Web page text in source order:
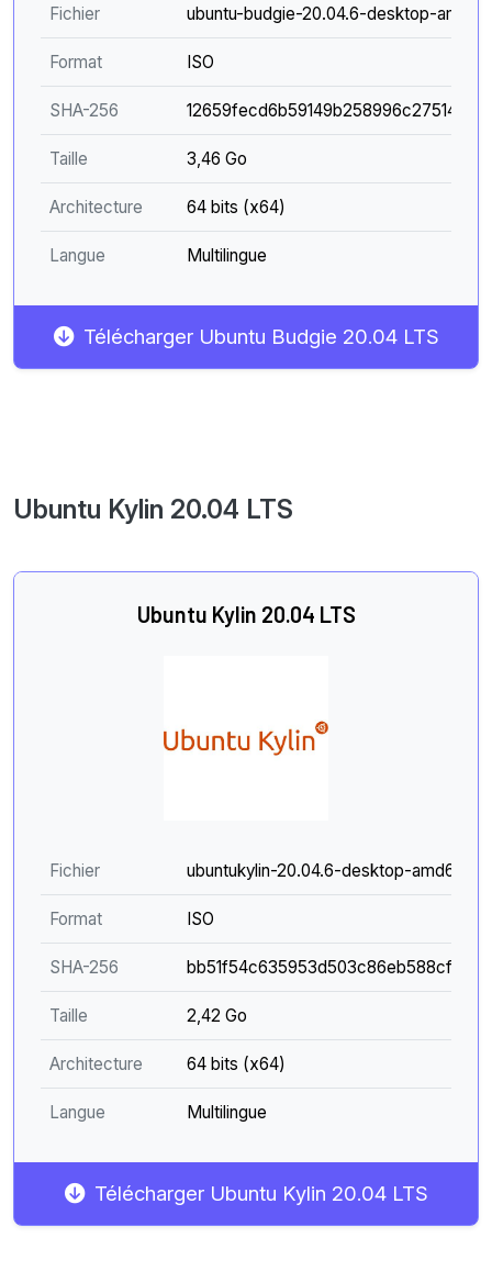
Fichier ubuntu-budgie-20.04.6-desktop-
Format ISO
SHA-256
Taille 3,46 Go
Architecture 64 bits (x64)
Langue Multilingue
Télécharger Ubuntu Budgie 20.04 LTS
Ubuntu Kylin 20.04 LTS
Ubuntu Kylin 20.04 LTS
Fichier ubuntukylin-20.04.6-desktop-amd64.iso
Format ISO
SHA-256
Taille 2,42 Go
Architecture 64 bits (x64)
Langue Multilingue
Télécharger Ubuntu Kylin 20.04 LTS